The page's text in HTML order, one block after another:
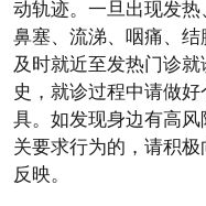
动轨迹。一旦出现发热
鼻塞、流涕、咽痛、结
及时就近至发热门诊
史，就诊过程中请做
具。如发现身边有高
关要求行为的，请积极
反映。